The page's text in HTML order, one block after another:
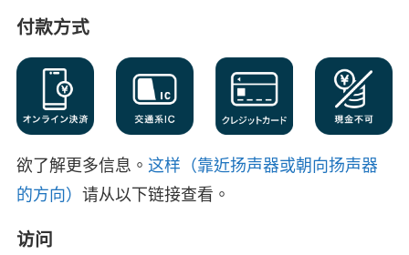
付款方式
欲了解更多信息。 这样（靠近扬声器或朝向扬声器
的方向） 请从以下链接查看。
访问